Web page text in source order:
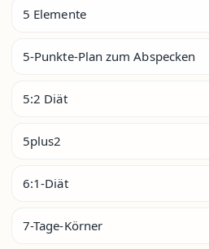
5 Elemente
5-Punkte-Plan zum Abspecken
5:2 Diät
5plus2
6:1-Diät
7-Tage-Körner